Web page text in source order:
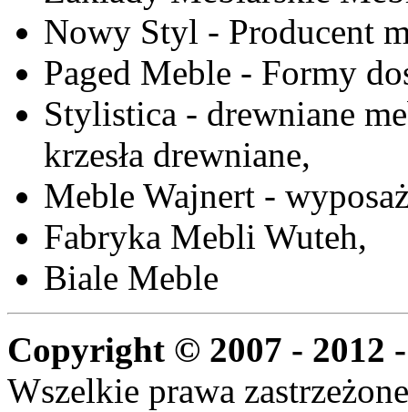
Nowy Styl - Producent
Paged Meble - Formy
Stylistica - drewniane
krzesła drewniane,
Meble Wajnert -
Fabryka Mebli Wuteh,
Biale Meble
Copyright © 2007 - 2012
Wszelkie prawa